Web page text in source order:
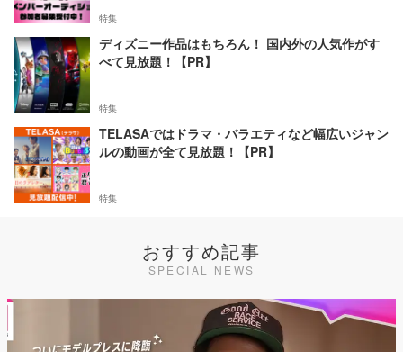
特集
ディズニー作品はもちろん！ 国内外の人気作がす
べて見放題！【PR】
特集
TELASAではドラマ・バラエティなど幅広いジャン
ルの動画が全て見放題！【PR】
特集
おすすめ記事
SPECIAL NEWS